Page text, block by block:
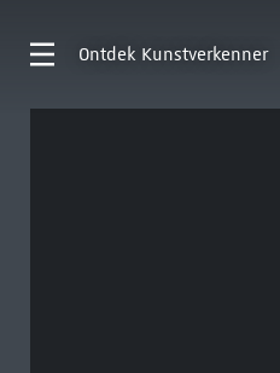
Ontdek Kunstverkenner